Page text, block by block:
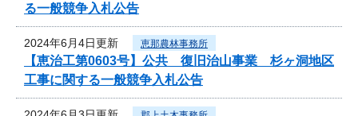
る一般競争入札公告
2024年6月4日更新 恵那農林事務所
【恵治工第0603号】公共 復旧治山事業 杉ヶ洞地区
工事に関する一般競争入札公告